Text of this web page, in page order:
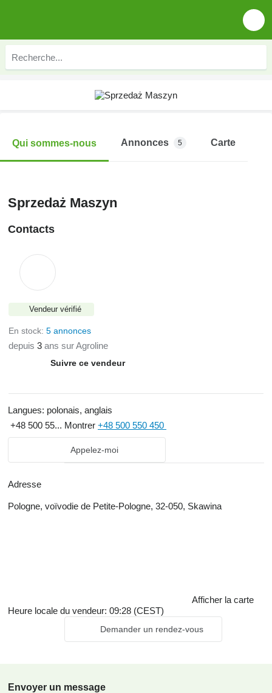
Qui sommes-nous Annonces 5 Carte
Sprzedaż Maszyn
Contacts
Vendeur vérifié
En stock: 5 annonces
depuis 3 ans sur Agroline
Suivre ce vendeur
Langues: polonais, anglais
+48 500 55... Montrer +48 500 550 450
Appelez-moi
Adresse
Pologne, voïvodie de Petite-Pologne, 32-050, Skawina
Afficher la carte
Heure locale du vendeur: 09:28 (CEST)
Demander un rendez-vous
Envoyer un message